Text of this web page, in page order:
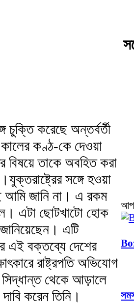
চুক্তি করেছে অন্তর্বর্তী
কণ্ঠ-কে দেওয়া
বিষয়ে তাকে অবহিত করা
সঙ্গে হওয়া
আমি জানি না। এ রকম
এটা ছোটখাটো হোক
এটি
এই বক্তব্যে দেশের
রাষ্ট্রপতি অভিযোগ
সিদ্ধান্ত থেকে আড়ালে
করেন তিনি।